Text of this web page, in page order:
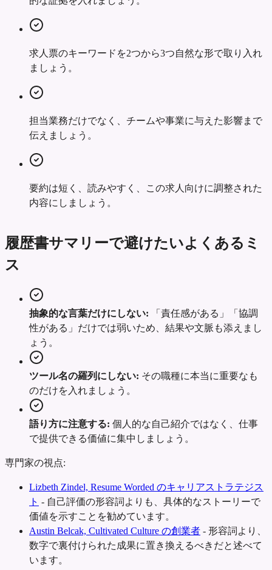
求人票のキーワードを2つから3つ自然な形で取り入れ
ましょう。
担当業務だけでなく、チームや事業に与えた影響まで
伝えましょう。
要約は短く、読みやすく、この求人向けに調整された
内容にしましょう。
履歴書サマリーで避けたいよくあるミ
ス
抽象的な言葉だけにしない:
「責任感がある」「協調
性がある」だけでは弱いため、結果や文脈も添えまし
ょう。
ツール名の羅列にしない: その職種に本当に重要なも
のだけを入れましょう。
語り方に注意する: 個人的な自己紹介ではなく、仕事
で提供できる価値に集中しましょう。
専門家の視点:
Lizbeth Zindel, Resume Worded のキャリアストラテジス
ト - 自己評価の形容詞よりも、具体的なストーリーで
価値を示すことを勧めています。
Austin Belcak, Cultivated Culture の創業者 - 形容詞より、
数字で裏付けられた成果に置き換えるべきだと述べて
います。